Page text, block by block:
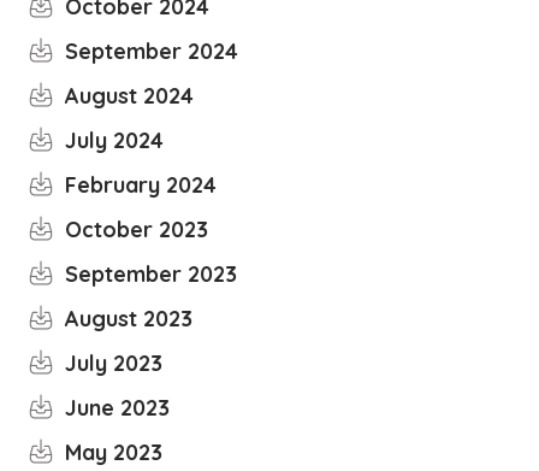
October 2024
September 2024
August 2024
July 2024
February 2024
October 2023
September 2023
August 2023
July 2023
June 2023
May 2023